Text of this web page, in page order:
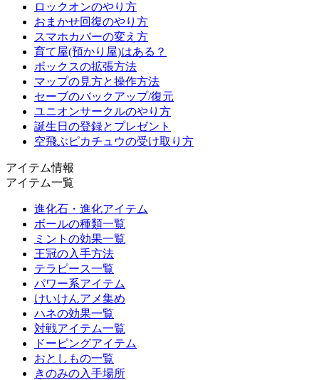
ロックオンのやり方
おまかせ回復のやり方
スマホカバーの変え方
育て屋(預かり屋)はある？
ボックスの拡張方法
マップの見方と操作方法
セーブのバックアップ/復元
ユニオンサークルのやり方
誕生日の登録とプレゼント
空飛ぶピカチュウの受け取り方
アイテム情報
アイテム一覧
進化石・進化アイテム
ボールの種類一覧
ミントの効果一覧
王冠の入手方法
テラピース一覧
パワー系アイテム
けいけんアメ集め
ハネの効果一覧
対戦アイテム一覧
ドーピングアイテム
おとしもの一覧
きのみの入手場所